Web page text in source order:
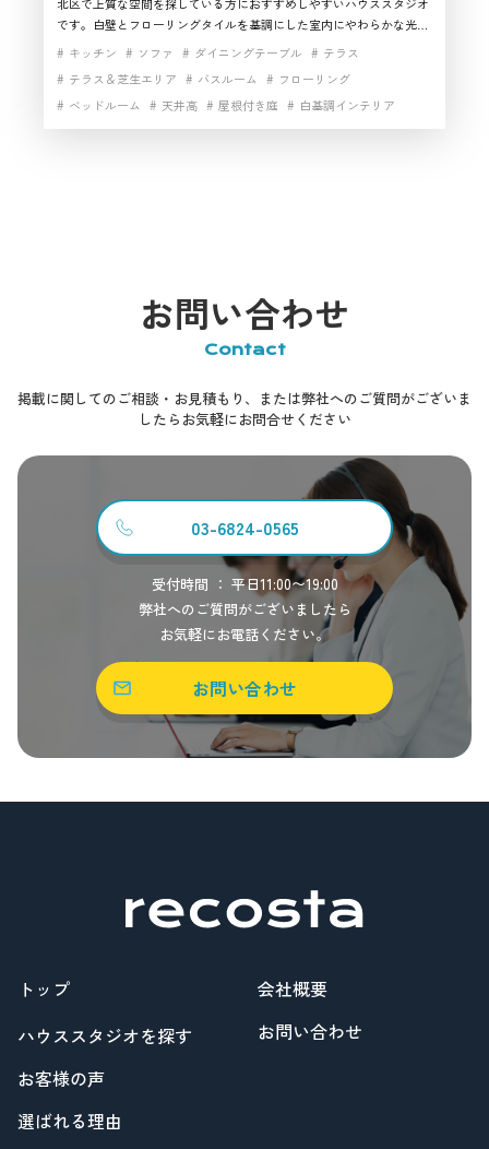
です。白壁とフローリングタイルを基調にした室内にやわらかな光が
入り、リビング、ベッドルーム、バスルームから中庭の緑を感じられ
ーンからファッション、広告、インタビューまで幅広く対応しやすい
撮影スタジオです。北区で背景の変化や開放感を重視してハウススタ
ジオを探す際に、有力なおすすめ候補となります。
キッチン ソファ ダイニングテーブル
テラス
テラス＆芝生エリア
バスルーム
フローリング
ベッドルーム
天井高 屋根付き庭
白基調インテリア
白壁
白壁×フローリングタイル 自然光 開放感
お問い合わせ
Contact
掲載に関してのご相談・お見積もり、または弊社へのご質問がございま
したらお気軽にお問合せください
03-6824-0565
受付時間 ： 平日11:00〜19:00
弊社へのご質問がございましたら
お気軽にお電話ください。
お問い合わせ
トップ
ハウススタジオを探す
お客様の声
選ばれる理由
会社概要
お問い合わせ